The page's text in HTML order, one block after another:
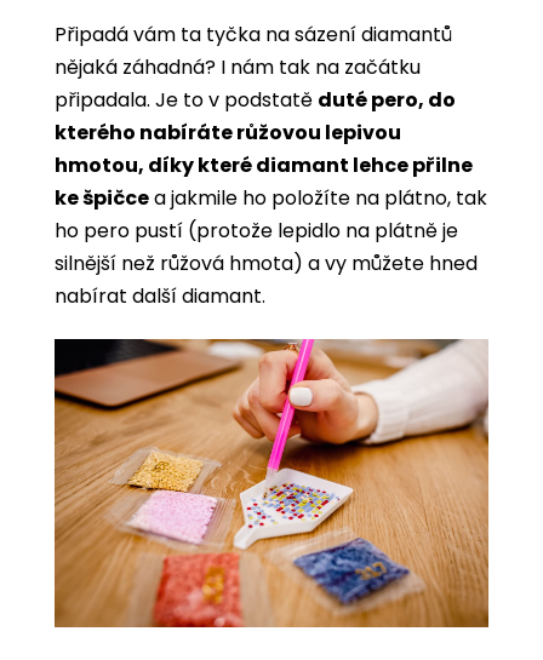
Připadá vám ta tyčka na sázení diamantů
nějaká záhadná? I nám tak na začátku
připadala. Je to v podstatě duté pero, do
kterého nabíráte růžovou lepivou
hmotou, díky které diamant lehce přilne
ke špičcea jakmile ho položíte na plátno, tak
ho pero pustí (protože lepidlo na plátně je
silnější než růžová hmota) a vy můžete hned
nabírat další diamant.